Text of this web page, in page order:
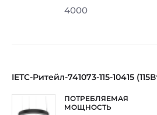
4000
IETC-Ритейл-741073-115-10415